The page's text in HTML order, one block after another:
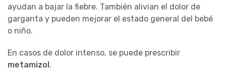
ayudan a bajar la fiebre. También alivian el dolor de
garganta y pueden mejorar el estado general del bebé
o niño.
En casos de dolor intenso, se puede prescribir
metamizol.